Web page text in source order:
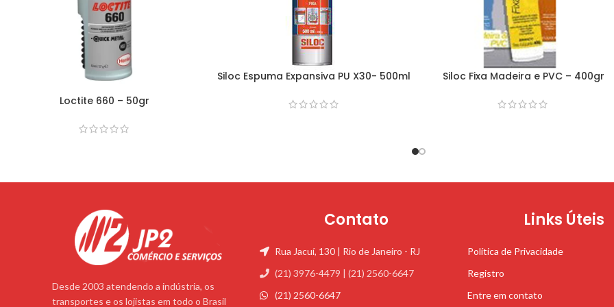
Loctite 660 – 50gr
Siloc Espuma Expansiva PU X30- 500ml Siloc Fixa Madeira e PVC – 400gr
Desde 2003 atendendo a indústria, os
transportes e os lojistas em todo o Brasil
Contato
Rua Jacuí, 130 | Rio de Janeiro - RJ
(21) 3976-4479 | (21) 2560-6647
(21) 2560-6647
Links Úteis
Política de Privacidade
Registro
Entre em contato